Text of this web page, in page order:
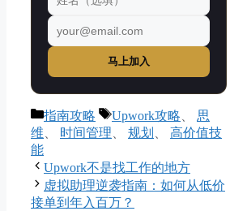
马上加入
分
指南攻略
标
Upwork攻略
思
维
时间管理 规划
高价值技
能
Upwork不是找工作的地方
虚拟助理逆袭指南：如何从低价
接单到年入百万？